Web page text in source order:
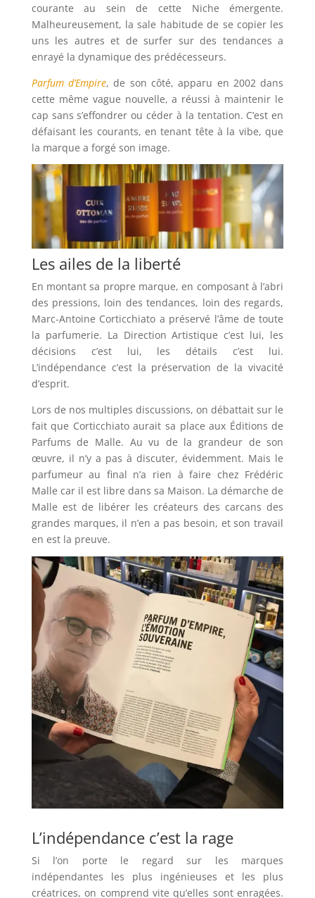
courante au sein de cette Niche émergente.
Malheureusement, la sale habitude de se copier les
uns les autres et de surfer sur des tendances a
enrayé la dynamique des prédécesseurs.
Parfum d’Empire, de son côté, apparu en 2002 dans
cette même vague nouvelle, a réussi à maintenir le
cap sans s’effondrer ou céder à la tentation. C’est en
défaisant les courants, en tenant tête à la vibe, que
la marque a forgé son image.
Les ailes de la liberté
En montant sa propre marque, en composant à l’abri
des pressions, loin des tendances, loin des regards,
Marc-Antoine Corticchiato a préservé l’âme de toute
la parfumerie. La Direction Artistique c’est lui, les
décisions c’est lui, les détails c’est lui.
L’indépendance c’est la préservation de la vivacité
d’esprit.
Lors de nos multiples discussions, on débattait sur le
fait que Corticchiato aurait sa place aux Éditions de
Parfums de Malle. Au vu de la grandeur de son
œuvre, il n’y a pas à discuter, évidemment. Mais le
parfumeur au final n’a rien à faire chez Frédéric
Malle car il est libre dans sa Maison. La démarche de
Malle est de libérer les créateurs des carcans des
grandes marques, il n’en a pas besoin, et son travail
en est la preuve.
L’indépendance c’est la rage
Si l’on porte le regard sur les marques
indépendantes les plus ingénieuses et les plus
créatrices, on comprend vite qu’elles sont enragées.